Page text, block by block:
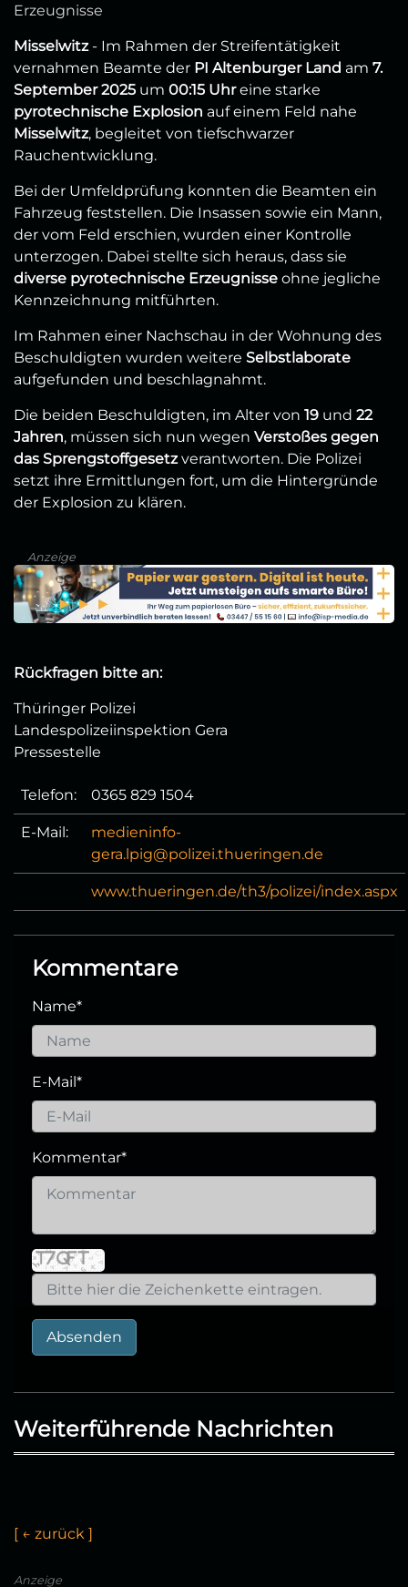
Erzeugnisse
Misselwitz - Im Rahmen der Streifentätigkeit
vernahmen Beamte der PI Altenburger Land am 7.
September 2025 um 00:15 Uhreine starke
pyrotechnische Explosion auf einem Feld nahe
Misselwitz, begleitet von tiefschwarzer
Rauchentwicklung.
Bei der Umfeldprüfung konnten die Beamten ein
Fahrzeug feststellen. Die Insassen sowie ein Mann,
der vom Feld erschien, wurden einer Kontrolle
unterzogen. Dabei stellte sich heraus, dass sie
diverse pyrotechnische Erzeugnisse ohne jegliche
Kennzeichnung mitführten.
Im Rahmen einer Nachschau in der Wohnung des
Beschuldigten wurden weitere Selbstlaborate
aufgefunden und beschlagnahmt.
Die beiden Beschuldigten, im Alter von 19 und 22
Jahren, müssen sich nun wegen Verstoßes gegen
das Sprengstoffgesetzverantworten. Die Polizei
setzt ihre Ermittlungen fort, um die Hintergründe
der Explosion zu klären.
Anzeige
Rückfragen bitte an:
Thüringer Polizei
Landespolizeiinspektion Gera
Pressestelle
Telefon: 0365 829 1504
E-Mail:
medieninfo-
gera.lpig@polizei.thueringen.de
www.thueringen.de/th3/polizei/index.aspx
Kommentare
Name*
E-Mail*
Kommentar*
Absenden
Weiterführende Nachrichten
[ ← zur ü ck ]
Anzeige